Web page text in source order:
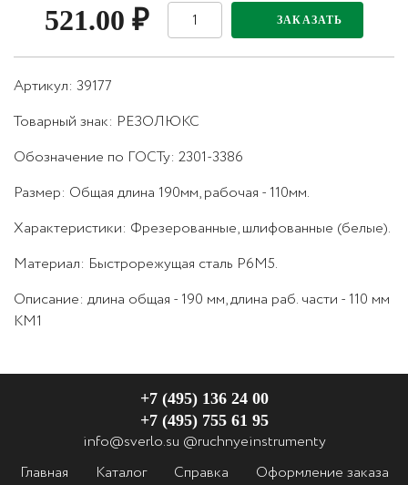
521.00 ₽ ЗАКАЗАТЬ
Артикул: 39177
Товарный знак: РЕЗОЛЮКС
Обозначение по ГОСТу: 2301-3386
Размер: Общая длина 190мм, рабочая - 110мм.
Характеристики: Фрезерованные, шлифованные (белые).
Материал: Быстрорежущая сталь Р6М5.
Описание: длина общая - 190 мм, длина раб. части - 110 мм
КМ1
Главная Каталог Справка
Оформление заказа
+7 (495) 136 24 00
+7 (495) 755 61 95
info@sverlo.su @ruchnyeinstrumenty